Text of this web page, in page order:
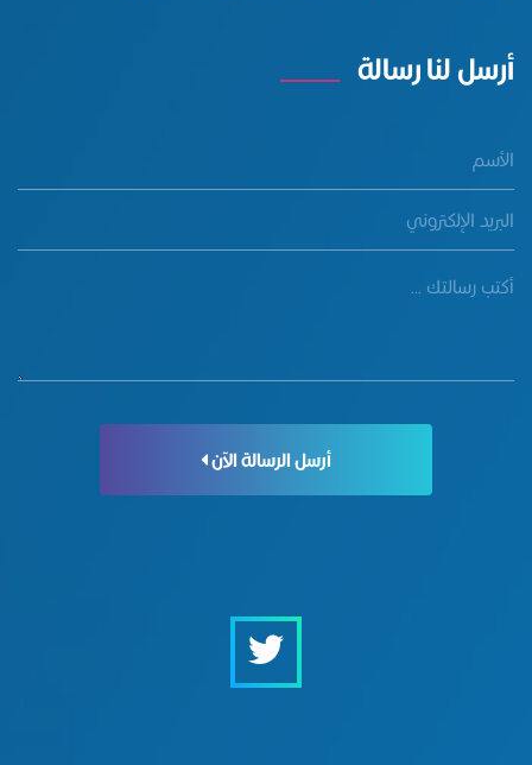
أرسل لنا رسالة
أرسل الرسالة الآن